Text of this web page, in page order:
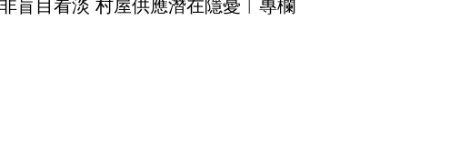
盲目看淡 村屋供應潛在隱憂︳專欄